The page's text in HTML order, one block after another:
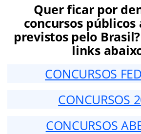
Quer ficar por
concursos públicos
previstos pelo
links
CONCURSOS
CONCURSOS
CONCURSOS